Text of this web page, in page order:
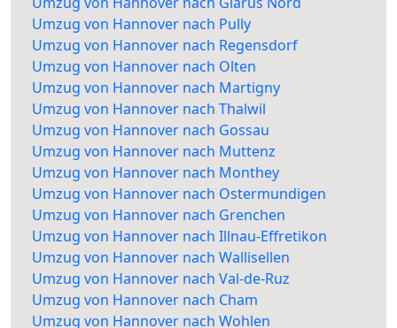
Umzug von Hannover nach Pully
Umzug von Hannover nach Regensdorf
Umzug von Hannover nach Olten
Umzug von Hannover nach Martigny
Umzug von Hannover nach Thalwil
Umzug von Hannover nach Gossau
Umzug von Hannover nach Muttenz
Umzug von Hannover nach Monthey
Umzug von Hannover nach Ostermundigen
Umzug von Hannover nach Grenchen
Umzug von Hannover nach Illnau-Effretikon
Umzug von Hannover nach Wallisellen
Umzug von Hannover nach Val-de-Ruz
Umzug von Hannover nach Cham
Umzug von Hannover nach Wohlen